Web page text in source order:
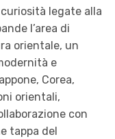
legate alla
l’area di
orientale, un
e
Corea,
orientali,
con
tappa del